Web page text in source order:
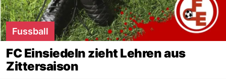
Fussball
FC Einsiedeln zieht Lehren aus
Zittersaison